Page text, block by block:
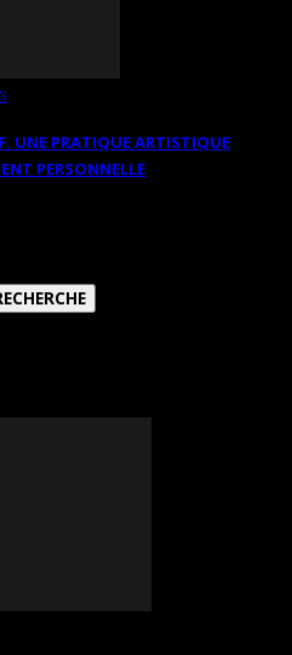
UNE PRATIQUE ARTISTIQUE
PERSONNELLE